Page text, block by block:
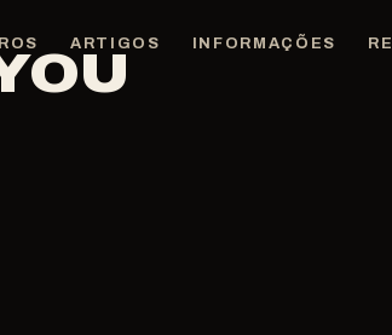
ARTIGOS INFORMAÇÕES